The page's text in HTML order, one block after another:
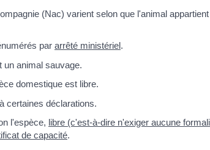
(Nac) varient selon que l'animal
par arrêté ministériel.
un animal sauvage.
domestique est libre.
certaines déclarations.
l'espèce, libre (c'est-à-dire n'exiger aucune
de capacité.